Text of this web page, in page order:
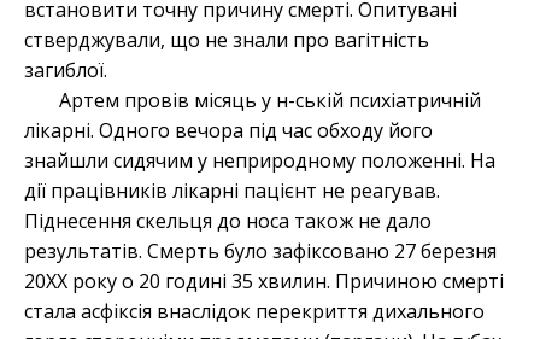
встановити точну причину смерті. Опитувані
стверджували, що не знали про вагітність
загиблої.
Артем провів місяць у н-ській психіатричній
лікарні. Одного вечора під час обходу його
знайшли сидячим у неприродному положенні. На
дії працівників лікарні пацієнт не реагував.
Піднесення скельця до носа також не дало
результатів. Смерть було зафіксовано 27 березня
20ХХ року о 20 годині 35 хвилин. Причиною смерті
стала асфіксія внаслідок перекриття дихального